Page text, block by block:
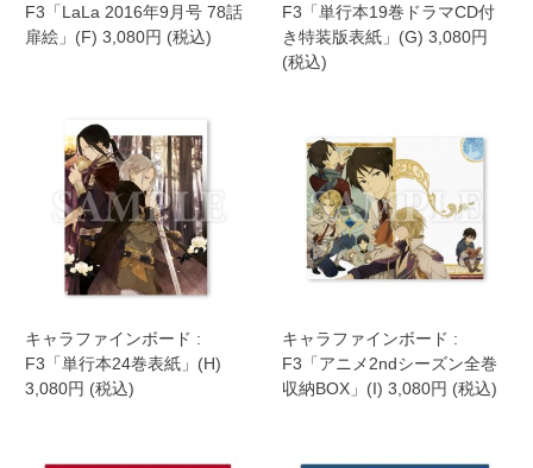
F3「LaLa 2016年9月号 78話
扉絵」(F) 3,080円 (税込)
F3「単行本19巻ドラマCD付
き特装版表紙」(G) 3,080円
(税込)
キャラファインボード :
F3「単行本24巻表紙」(H)
3,080円 (税込)
キャラファインボード :
F3「アニメ2ndシーズン全巻
収納BOX」(I) 3,080円 (税込)